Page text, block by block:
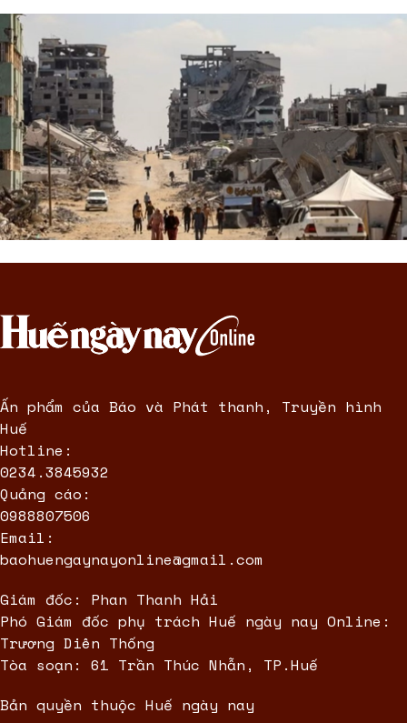
Ấn phẩm của Báo và Phát thanh, Truyền hình
Huế
Hotline:
0234.3845932
Quảng cáo:
0988807506
Email:
baohuengaynayonline@gmail.com
Giám đốc: Phan Thanh Hải
Phó Giám đốc phụ trách Huế ngày nay Online:
Trương Diên Thống
Tòa soạn: 61 Trần Thúc Nhẫn, TP.Huế
Bản quyền thuộc Huế ngày nay